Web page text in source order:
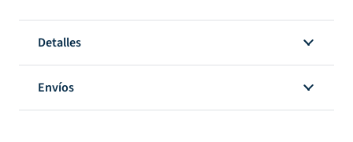
Detalles
Envíos